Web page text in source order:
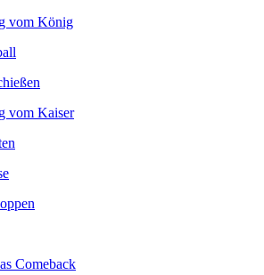
vom König
vom Kaiser
Comeback